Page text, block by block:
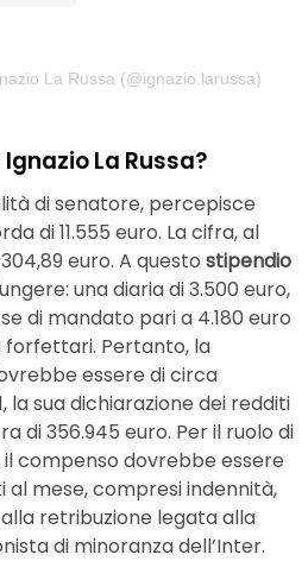
La Russa (@ignazio.larussa)
La Russa?
di senatore, percepisce
di 11.555 euro. La cifra, al
euro. A questo stipendio
una diaria di 3.500 euro,
di mandato pari a 4.180 euro
forfettari. Pertanto, la
essere di circa
la sua dichiarazione dei redditi
di 356.945 euro. Per il ruolo di
compenso dovrebbe essere
al mese, compresi indennità,
retribuzione legata alla
di minoranza dell’Inter.